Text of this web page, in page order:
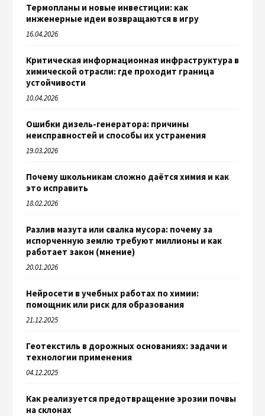
Термопланы и новые инвестиции: как
инженерные идеи возвращаются в игру
16.04.2026
Критическая информационная инфраструктура в
химической отрасли: где проходит граница
устойчивости
10.04.2026
Ошибки дизель-генератора: причины
неисправностей и способы их устранения
19.03.2026
Почему школьникам сложно даётся химия и как
это исправить
18.02.2026
Разлив мазута или свалка мусора: почему за
испорченную землю требуют миллионы и как
работает закон (мнение)
20.01.2026
Нейросети в учебных работах по химии:
помощник или риск для образования
21.12.2025
Геотекстиль в дорожных основаниях: задачи и
технологии применения
04.12.2025
Как реализуется предотвращение эрозии почвы
на склонах